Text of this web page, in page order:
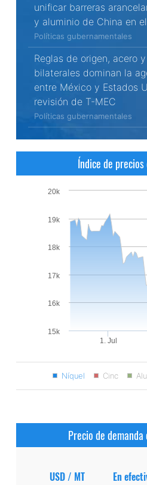
unificar barreras
y aluminio de China en
Políticas gubernamentales
Reglas de origen, acero
bilaterales dominan la
entre México y Estados
revisión de T-MEC
Políticas gubernamentales
Índice de
1. Jul
15k
16k
17k
18k
19k
20k
Níquel Cinc
Precio de
USD / MT En